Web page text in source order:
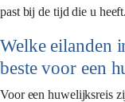
past bij de tijd die u heeft.
Welke eilanden
beste voor een
Voor een huwelijksreis